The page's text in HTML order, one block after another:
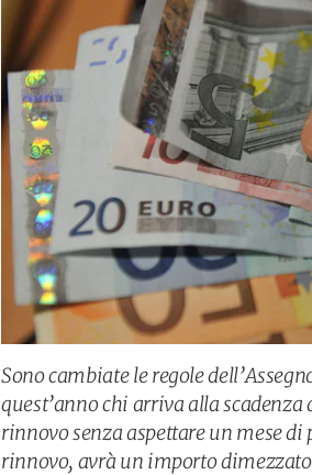
Sono cambiate le regole
quest’anno chi arriva alla
rinnovo senza aspettare un mese
rinnovo, avrà un importo